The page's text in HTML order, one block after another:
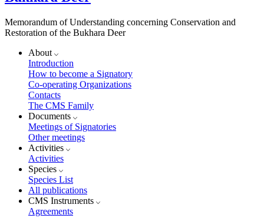
Memorandum of Understanding concerning Conservation and
Restoration of the Bukhara Deer
About
Introduction
How to become a Signatory
Co-operating Organizations
Contacts
The CMS Family
Documents
Meetings of Signatories
Other meetings
Activities
Activities
Species
Species List
All publications
CMS Instruments
Agreements